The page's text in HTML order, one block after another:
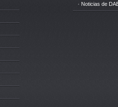
· Noticias de